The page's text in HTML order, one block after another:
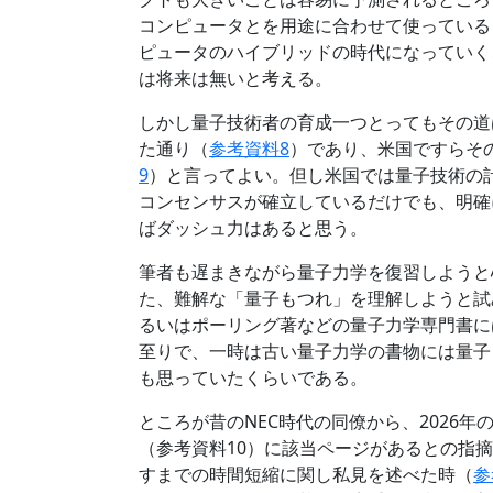
コンピュータとを用途に合わせて使ってい
ピュータのハイブリッドの時代になってい
は将来は無いと考える。
しかし量子技術者の育成一つとってもその
た通り（参考資料8）であり、米国ですら
9）と言ってよい。但し米国では量子技術
コンセンサスが確立しているだけでも、明
ばダッシュ力はあると思う。
筆者も遅まきながら量子力学を復習しよう
た、難解な「量子もつれ」を理解しようと
るいはポーリング著などの量子力学専門書
至りで、一時は古い量子力学の書物には量
も思っていたくらいである。
ところが昔のNEC時代の同僚から、2026年
（参考資料10）に該当ページがあるとの
すまでの時間短縮に関し私見を述べた時（